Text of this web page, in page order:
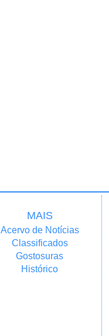
MAIS
Acervo de Notícias
Classificados
Gostosuras
Histórico